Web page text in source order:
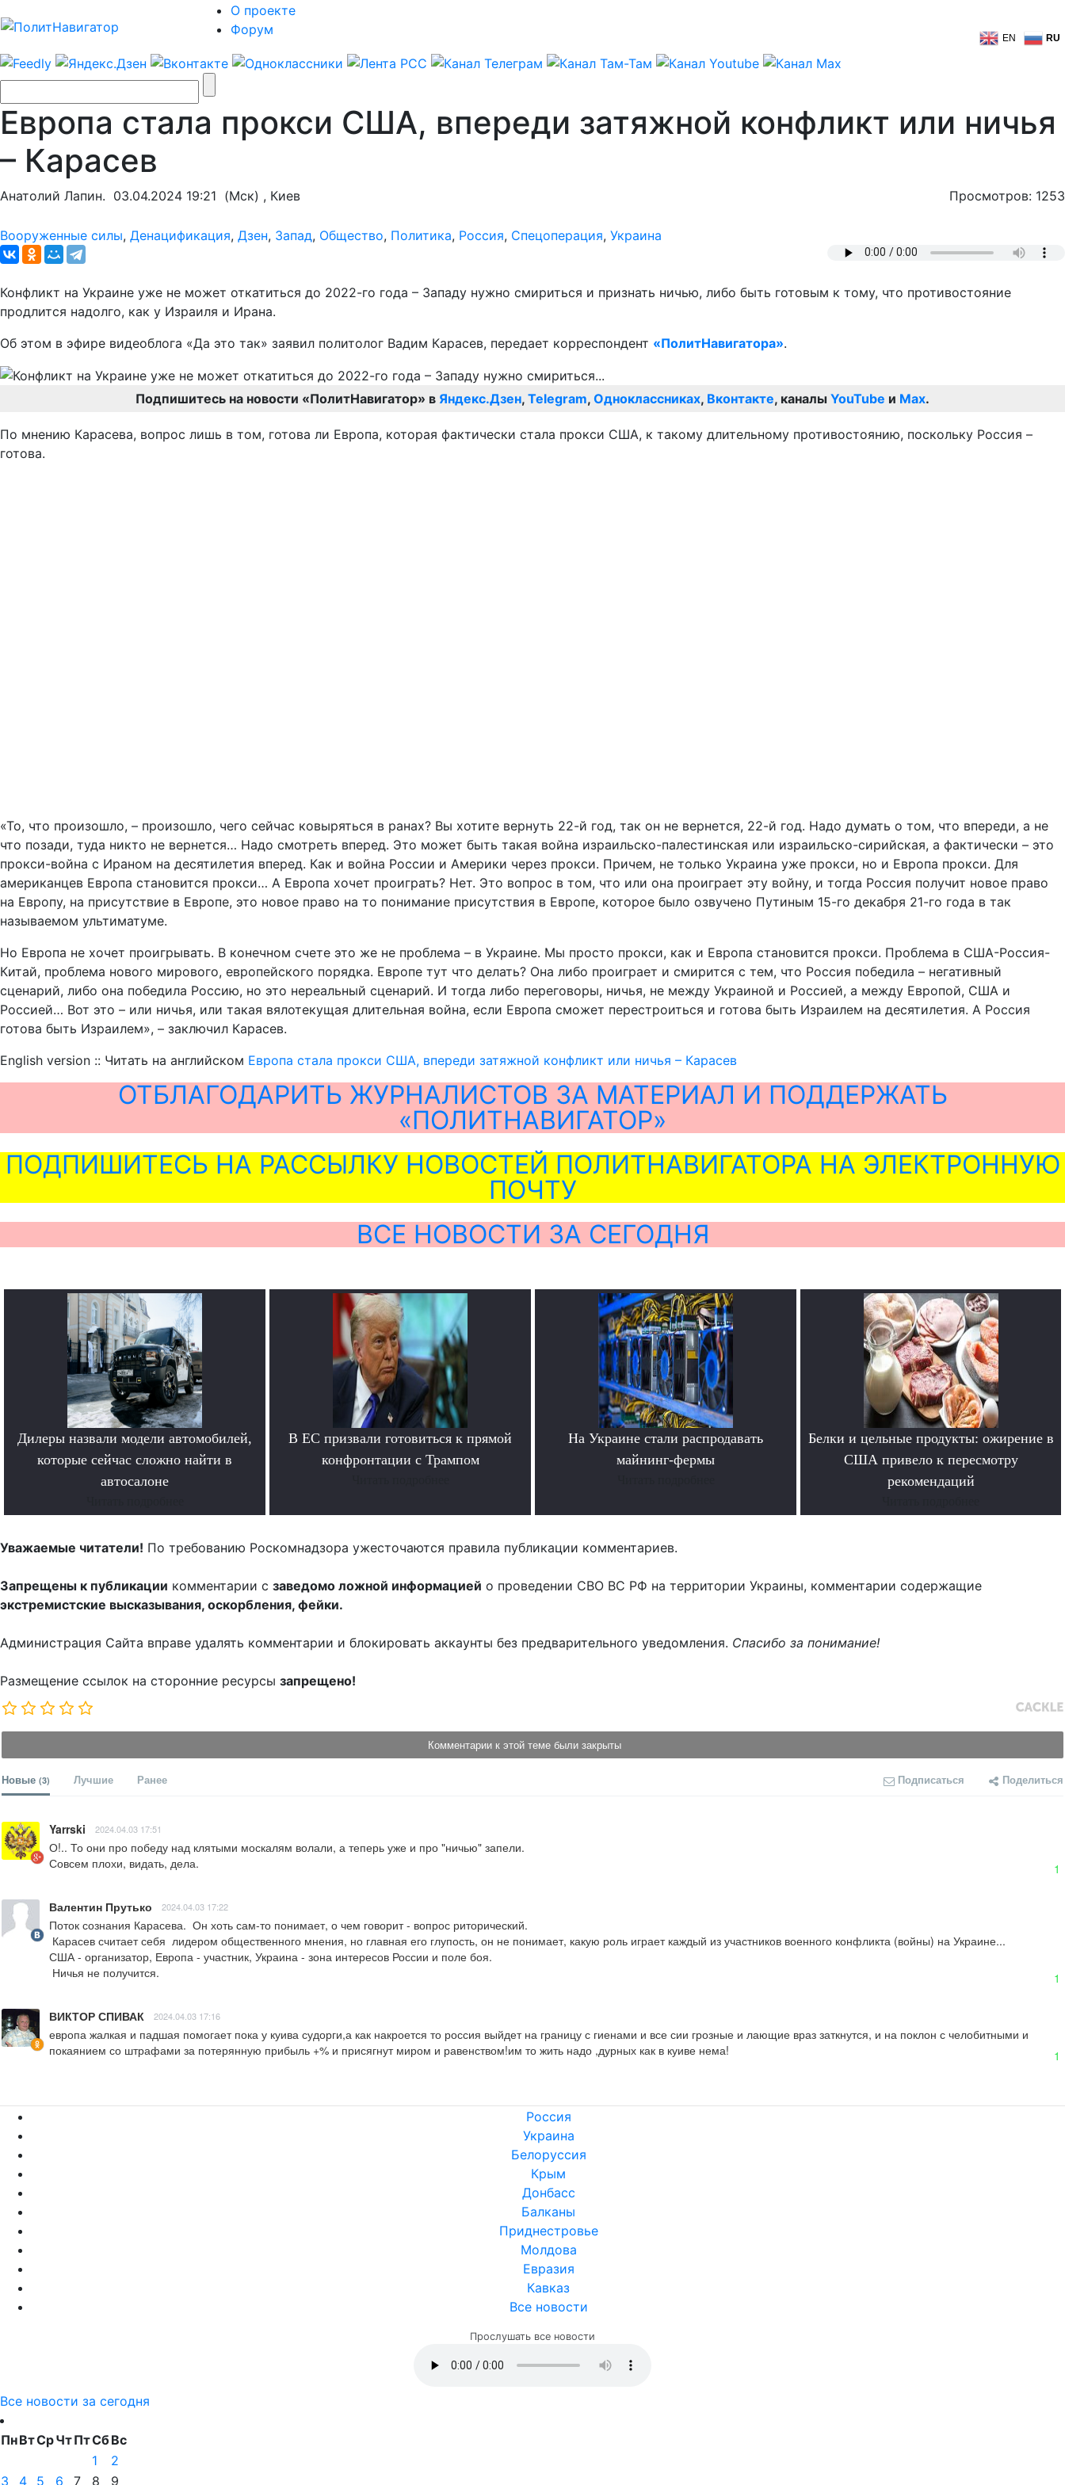
О проекте
Форум
EN RU
Европа стала прокси США, впереди затяжной конфликт или ничья
– Карасев
Анатолий Лапин. 03.04.2024 19:21 (Мск) , Киев Просмотров: 1253
Вооруженные силы, Денацификация, Дзен, Запад, Общество, Политика, Россия, Спецоперация, Украина
Конфликт на Украине уже не может откатиться до 2022-го года – Западу нужно смириться и признать ничью, либо быть готовым к тому, что противостояние
продлится надолго, как у Израиля и Ирана.
Об этом в эфире видеоблога «Да это так» заявил политолог Вадим Карасев, передает корреспондент «ПолитНавигатора».
Подпишитесь на новости «ПолитНавигатор» в Яндекс.Дзен, Telegram, Одноклассниках, Вконтакте, каналы YouTube и Max.
По мнению Карасева, вопрос лишь в том, готова ли Европа, которая фактически стала прокси США, к такому длительному противостоянию, поскольку Россия –
готова.
«То, что произошло, – произошло, чего сейчас ковыряться в ранах? Вы хотите вернуть 22-й год, так он не вернется, 22-й год. Надо думать о том, что впереди, а не
что позади, туда никто не вернется… Надо смотреть вперед. Это может быть такая война израильско-палестинская или израильско-сирийская, а фактически – это
прокси-война с Ираном на десятилетия вперед. Как и война России и Америки через прокси. Причем, не только Украина уже прокси, но и Европа прокси. Для
американцев Европа становится прокси… А Европа хочет проиграть? Нет. Это вопрос в том, что или она проиграет эту войну, и тогда Россия получит новое право
на Европу, на присутствие в Европе, это новое право на то понимание присутствия в Европе, которое было озвучено Путиным 15-го декабря 21-го года в так
называемом ультиматуме.
Но Европа не хочет проигрывать. В конечном счете это же не проблема – в Украине. Мы просто прокси, как и Европа становится прокси. Проблема в США-Россия-
Китай, проблема нового мирового, европейского порядка. Европе тут что делать? Она либо проиграет и смирится с тем, что Россия победила – негативный
сценарий, либо она победила Россию, но это нереальный сценарий. И тогда либо переговоры, ничья, не между Украиной и Россией, а между Европой, США и
Россией… Вот это – или ничья, или такая вялотекущая длительная война, если Европа сможет перестроиться и готова быть Израилем на десятилетия. А Россия
готова быть Израилем», – заключил Карасев.
English version :: Читать на английском Европа стала прокси США, впереди затяжной конфликт или ничья – Карасев
ОТБЛАГОДАРИТЬ ЖУРНАЛИСТОВ ЗА МАТЕРИАЛ И ПОДДЕРЖАТЬ
«ПОЛИТНАВИГАТОР»
ПОДПИШИТЕСЬ НА РАССЫЛКУ НОВОСТЕЙ ПОЛИТНАВИГАТОРА НА ЭЛЕКТРОННУЮ
ПОЧТУ
ВСЕ НОВОСТИ ЗА СЕГОДНЯ
Дилеры назвали модели автомобилей,
которые сейчас сложно найти в
автосалоне
В ЕС призвали готовиться к прямой
конфронтации с Трампом
На Украине стали распродавать
майнинг-фермы
Белки и цельные продукты: ожирение в
США привело к пересмотру
рекомендаций
Уважаемые читатели! По требованию Роскомнадзора ужесточаются правила публикации комментариев.
Запрещены к публикации комментарии с заведомо ложной информацией о проведении СВО ВС РФ на территории Украины, комментарии содержащие
экстремистские высказывания, оскорбления, фейки.
Администрация Сайта вправе удалять комментарии и блокировать аккаунты без предварительного уведомления. Спасибо за понимание!
Размещение ссылок на сторонние ресурсы запрещено!
Комментарии к этой теме были закрыты
Новые (3) Лучшие Ранее Подписаться Поделиться
Yarrski 2024.04.03 17:51
О!.. То они про победу над клятыми москалям волали, а теперь уже и про "ничью" запели.
Совсем плохи, видать, дела.
1
Валентин Прутько 2024.04.03 17:22
Поток сознания Карасева.  Он хоть сам-то понимает, о чем говорит - вопрос риторический.
США - организатор, Европа - участник, Украина - зона интересов России и поле боя.
Ничья не получится.
1
ВИКТОР СПИВАК 2024.04.03 17:16
европа жалкая и падшая помогает пока у куива судорги,а как накроется то россия выйдет на границу с гиенами и все сии грозные и лающие враз заткнутся, и на поклон с челобитными и
покаянием со штрафами за потерянную прибыль +% и присягнут миром и равенством!им то жить надо ,дурных как в куиве нема!
1
Россия
Украина
Белоруссия
Крым
Донбасс
Балканы
Приднестровье
Молдова
Евразия
Кавказ
Все новости
Прослушать все новости
Все новости за сегодня
ПнВтСрЧтПтСбВс
1
2
3
4 5 6 7 8
9